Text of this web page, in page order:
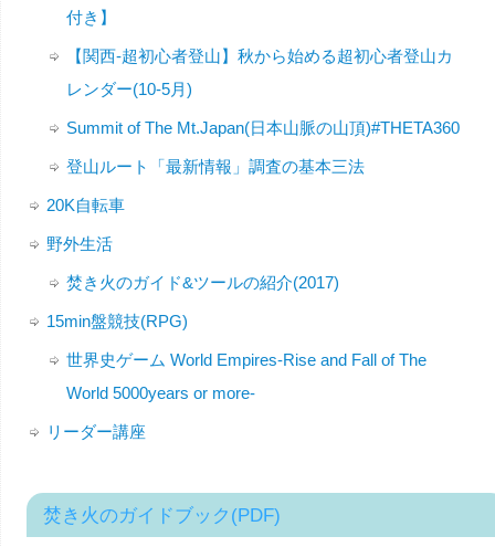
付き】
【関西-超初心者登山】秋から始める超初心者登山カ
レンダー(10-5月)
Summit of The Mt.Japan(日本山脈の山頂)#THETA360
登山ルート「最新情報」調査の基本三法
20K自転車
野外生活
焚き火のガイド&ツールの紹介(2017)
15min盤競技(RPG)
世界史ゲーム World Empires-Rise and Fall of The
World 5000years or more-
リーダー講座
焚き火のガイドブック(PDF)